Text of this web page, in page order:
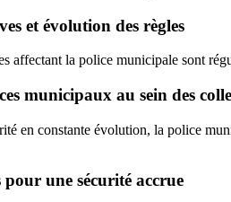
et évolution des règles
affectant la police municipale sont
municipaux au sein des
en constante évolution, la police
pour une sécurité accrue